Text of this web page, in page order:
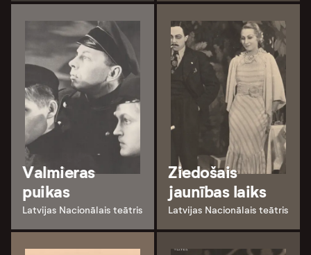
Valmieras
puikas
Latvijas Nacionālais teātris
Ziedošais
jaunības laiks
Latvijas Nacionālais teātris